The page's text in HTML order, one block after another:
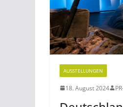
AUSSTELLUNGEN
18. August 2024